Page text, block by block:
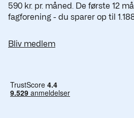
590 kr. pr. måned. De første 12
fagforening - du sparer op til
Bliv medlem